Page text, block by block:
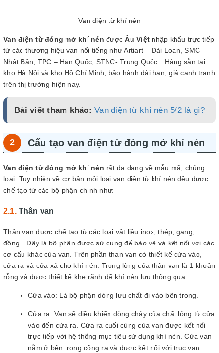
Van điện từ khí nén
Van điện từ đóng mở khí nén đượcÂu Việt nhập khẩu trực tiếp
từ các thương hiệu van nổi tiếng như Artiart – Đài Loan, SMC –
Nhật Bản, TPC – Hàn Quốc, STNC- Trung Quốc…Hàng sẵn tại
kho Hà Nội và kho Hồ Chí Minh, bảo hành dài hạn, giá cạnh tranh
trên thị trường hiện nay.
Bài viết tham khảo: Van điện từ khí nén 5/2 là gì?
Cấu tạo van điện từ đóng mở khí nén
Van điện từ đóng mở khí nén rất đa dạng về mẫu mã, chủng
loại. Tuy nhiên về cơ bản mỗi loại van điện từ khí nén đều được
chế tạo từ các bộ phận chính như:
Thân van
Thân van được chế tạo từ các loại vật liệu inox, thép, gang,
đồng…Đây là bộ phận được sử dụng để bảo vệ và kết nối với các
cơ cấu khác của van. Trên phần than van có thiết kế cửa vào,
cửa ra và cửa xả cho khí nén. Trong lòng của thân van là 1 khoản
rỗng và được thiết kế khe rãnh để khí nén lưu thông qua.
Cửa vào: Là bộ phận dòng lưu chất đi vào bên trong.
Cửa ra: Van sẽ điều khiển dòng chảy của chất lỏng từ cửa
vào đến cửa ra. Cửa ra cuối cùng của van được kết nối
trực tiếp với hệ thống mục tiêu sử dụng khí nén. Cửa van
nằm ở bên trong cổng ra và được kết nối với trục van